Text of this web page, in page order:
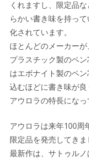
くれますし、限定品
らかい書き味を持っ
化されています。
ほとんどのメーカーが
プラスチック製のペ
はエボナイト製のペ
込むほどに書き味が良
アウロラの特長になっ
アウロラは来年100周
限定品を発売してきま
最新作は、サトゥル